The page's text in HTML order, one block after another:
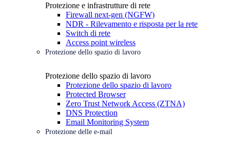
Protezione e infrastrutture di rete
Firewall next-gen (NGFW)
NDR - Rilevamento e risposta per la rete
Switch di rete
Access point wireless
Protezione dello spazio di lavoro
Protezione dello spazio di lavoro
Protezione dello spazio di lavoro
Protected Browser
Zero Trust Network Access (ZTNA)
DNS Protection
Email Monitoring System
Protezione delle e-mail